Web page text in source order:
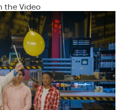
the Video